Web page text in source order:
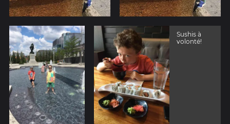
Sushis à
volonté!